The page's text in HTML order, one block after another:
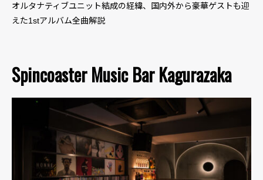
オルタナティブユニット結成の経緯、国内外から豪華ゲストも迎
えた1stアルバム全曲解説
Spincoaster Music Bar Kagurazaka